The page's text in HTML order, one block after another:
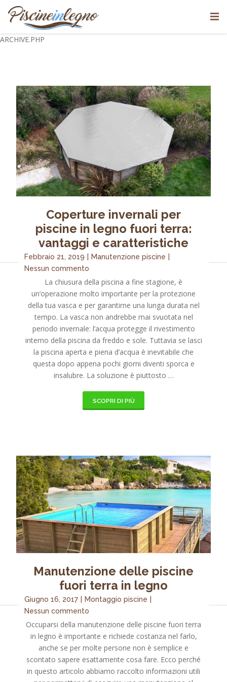
ARCHIVE.PHP
Coperture invernali per
piscine in legno fuori terra:
vantaggi e caratteristiche
Febbraio 21, 2019 Manutenzione piscine
Nessun commento
La chiusura della piscina a fine stagione, è
un’operazione molto importante per la protezione
della tua vasca e per garantirne una lunga durata nel
tempo. La vasca non andrebbe mai svuotata nel
periodo invernale: l’acqua protegge il rivestimento
interno della piscina da freddo e sole. Tuttavia se lasci
la piscina aperta e piena d’acqua è inevitabile che
questa dopo appena pochi giorni diventi sporca e
insalubre. La soluzione è piuttosto …
SCOPRI DI PIÙ
Manutenzione delle piscine
fuori terra in legno
Giugno 16, 2017 Montaggio piscine
Nessun commento
Occuparsi della manutenzione delle piscine fuori terra
in legno è importante e richiede costanza nel farlo,
anche se per molte persone non è semplice e
scontato sapere esattamente cosa fare. Ecco perché
in questo articolo abbiamo raccolto informazioni utili